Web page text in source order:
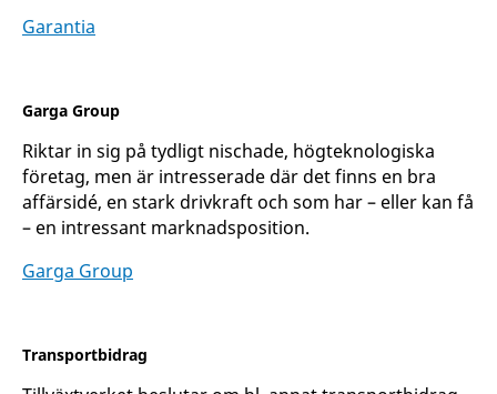
Garantia
Garga Group
Riktar in sig på tydligt nischade, högteknologiska
företag, men är intresserade där det finns en bra
affärsidé, en stark drivkraft och som har – eller kan få
– en intressant marknadsposition.
Garga Group
Transportbidrag